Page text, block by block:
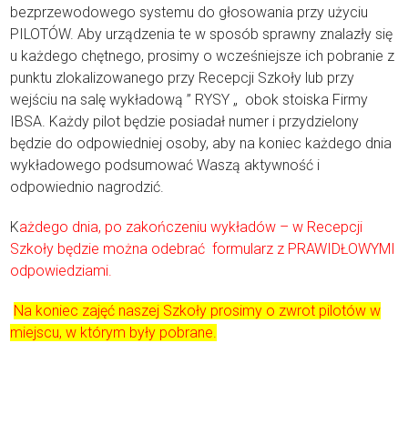
bezprzewodowego systemu do głosowania przy użyciu
PILOTÓW. Aby urządzenia te w sposób sprawny znalazły się
u każdego chętnego, prosimy o wcześniejsze ich pobranie z
punktu zlokalizowanego przy Recepcji Szkoły lub przy
wejściu na salę wykładową ” RYSY „ obok stoiska Firmy
IBSA. Każdy pilot będzie posiadał numer i przydzielony
będzie do odpowiedniej osoby, aby na koniec każdego dnia
wykładowego podsumować Waszą aktywność i
odpowiednio nagrodzić.
Każdego dnia, po zakończeniu wykładów – w Recepcji
Szkoły będzie można odebraćformularz z PRAWIDŁOWYMI
odpowiedziami.
Na koniec zajęć naszej Szkoły prosimy o zwrot pilotów w
miejscu, w którym były pobrane.